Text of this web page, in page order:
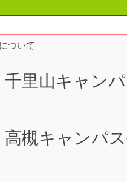
ついて
千里山キャン
高槻キャンパ